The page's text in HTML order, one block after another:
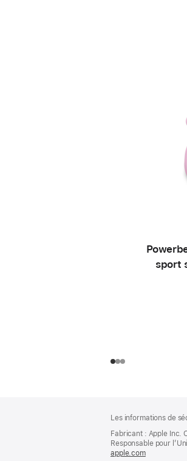
sport
de
page
de
bas
de
page
Les informations de
Fabricant : Apple Inc.
Responsable pour
apple.com(s’ouvre